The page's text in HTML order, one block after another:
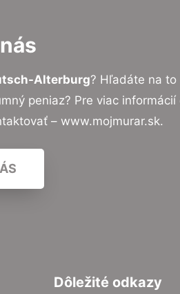
Alterburg? Hľadáte na to
peniaz? Pre viac informácií
– www.mojmurar.sk.
Dôležité odkazy